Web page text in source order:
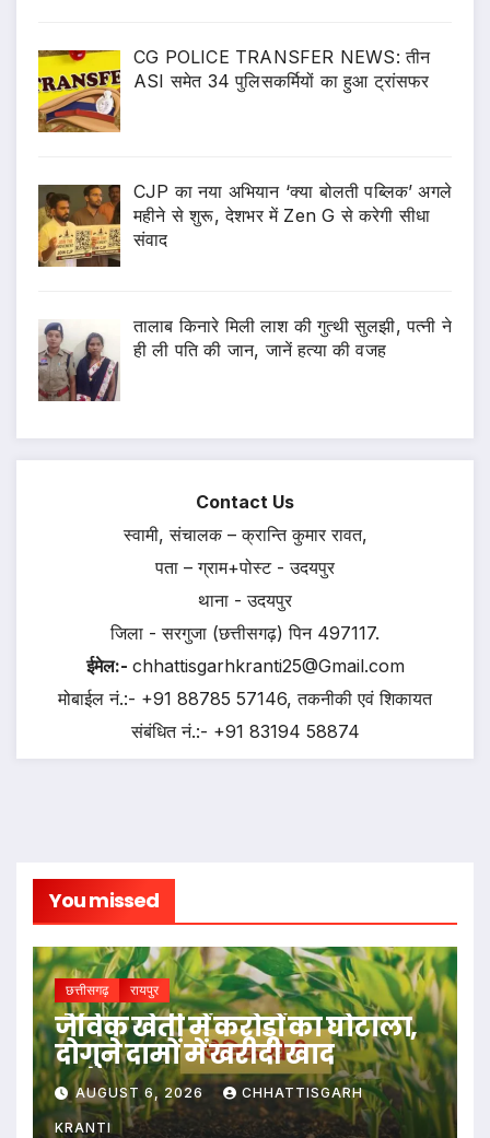
CG POLICE TRANSFER NEWS: तीन
ASI समेत 34 पुलिसकर्मियों का हुआ ट्रांसफर
CJP का नया अभियान ‘क्या बोलती पब्लिक’ अगले
महीने से शुरू, देशभर में Zen G से करेगी सीधा
संवाद
तालाब किनारे मिली लाश की गुत्थी सुलझी, पत्नी ने
ही ली पति की जान, जानें हत्या की वजह
Contact Us
स्वामी, संचालक – क्रान्ति कुमार रावत,
पता – ग्राम+पोस्ट - उदयपुर
थाना - उदयपुर
जिला - सरगुजा (छत्तीसगढ़) पिन 497117.
ईमेल:- chhattisgarhkranti25@Gmail.com
मोबाईल नं.:- +91 88785 57146, तकनीकी एवं शिकायत
संबंधित नं.:- +91 83194 58874
You missed
छत्तीसगढ़ रायपुर
जैविक खेती में करोड़ों का घोटाला,
दोगुने दामों में खरीदी खाद
AUGUST 6, 2026 CHHATTISGARH
KRANTI